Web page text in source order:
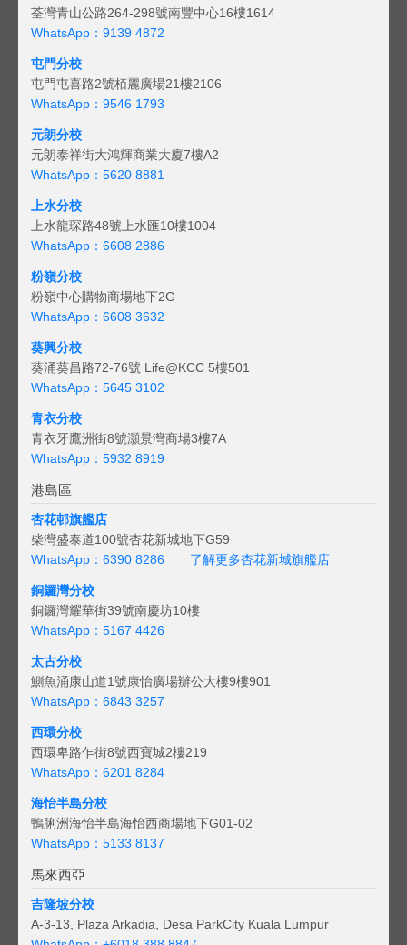
荃灣青山公路264-298號南豐中心16樓1614
WhatsApp：9139 4872
屯門分校
屯門屯喜路2號栢麗廣場21樓2106
WhatsApp：9546 1793
元朗分校
元朗泰祥街大鴻輝商業大廈7樓A2
WhatsApp：5620 8881
上水分校
上水龍琛路48號上水匯10樓1004
WhatsApp：6608 2886
粉嶺分校
粉嶺中心購物商場地下2G
WhatsApp：6608 3632
葵興分校
葵涌葵昌路72-76號 Life@KCC 5樓501
WhatsApp：5645 3102
青衣分校
青衣牙鷹洲街8號灝景灣商場3樓7A
WhatsApp：5932 8919
港島區
杏花邨旗艦店
柴灣盛泰道100號杏花新城地下G59
WhatsApp：6390 8286
了解更多杏花新城旗艦店
銅鑼灣分校
銅鑼灣耀華街39號南慶坊10樓
WhatsApp：5167 4426
太古分校
鰂魚涌康山道1號康怡廣場辦公大樓9樓901
WhatsApp：6843 3257
西環分校
西環卑路乍街8號西寶城2樓219
WhatsApp：6201 8284
海怡半島分校
鴨脷洲海怡半島海怡西商場地下G01-02
WhatsApp：5133 8137
馬來西亞
吉隆坡分校
A-3-13, Plaza Arkadia, Desa ParkCity Kuala Lumpur